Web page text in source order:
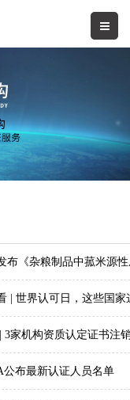
布《杂粮制品中菰米源
| 世界认可日，这些国家
3家机构资质认定证书注
公布最新认证人员名单